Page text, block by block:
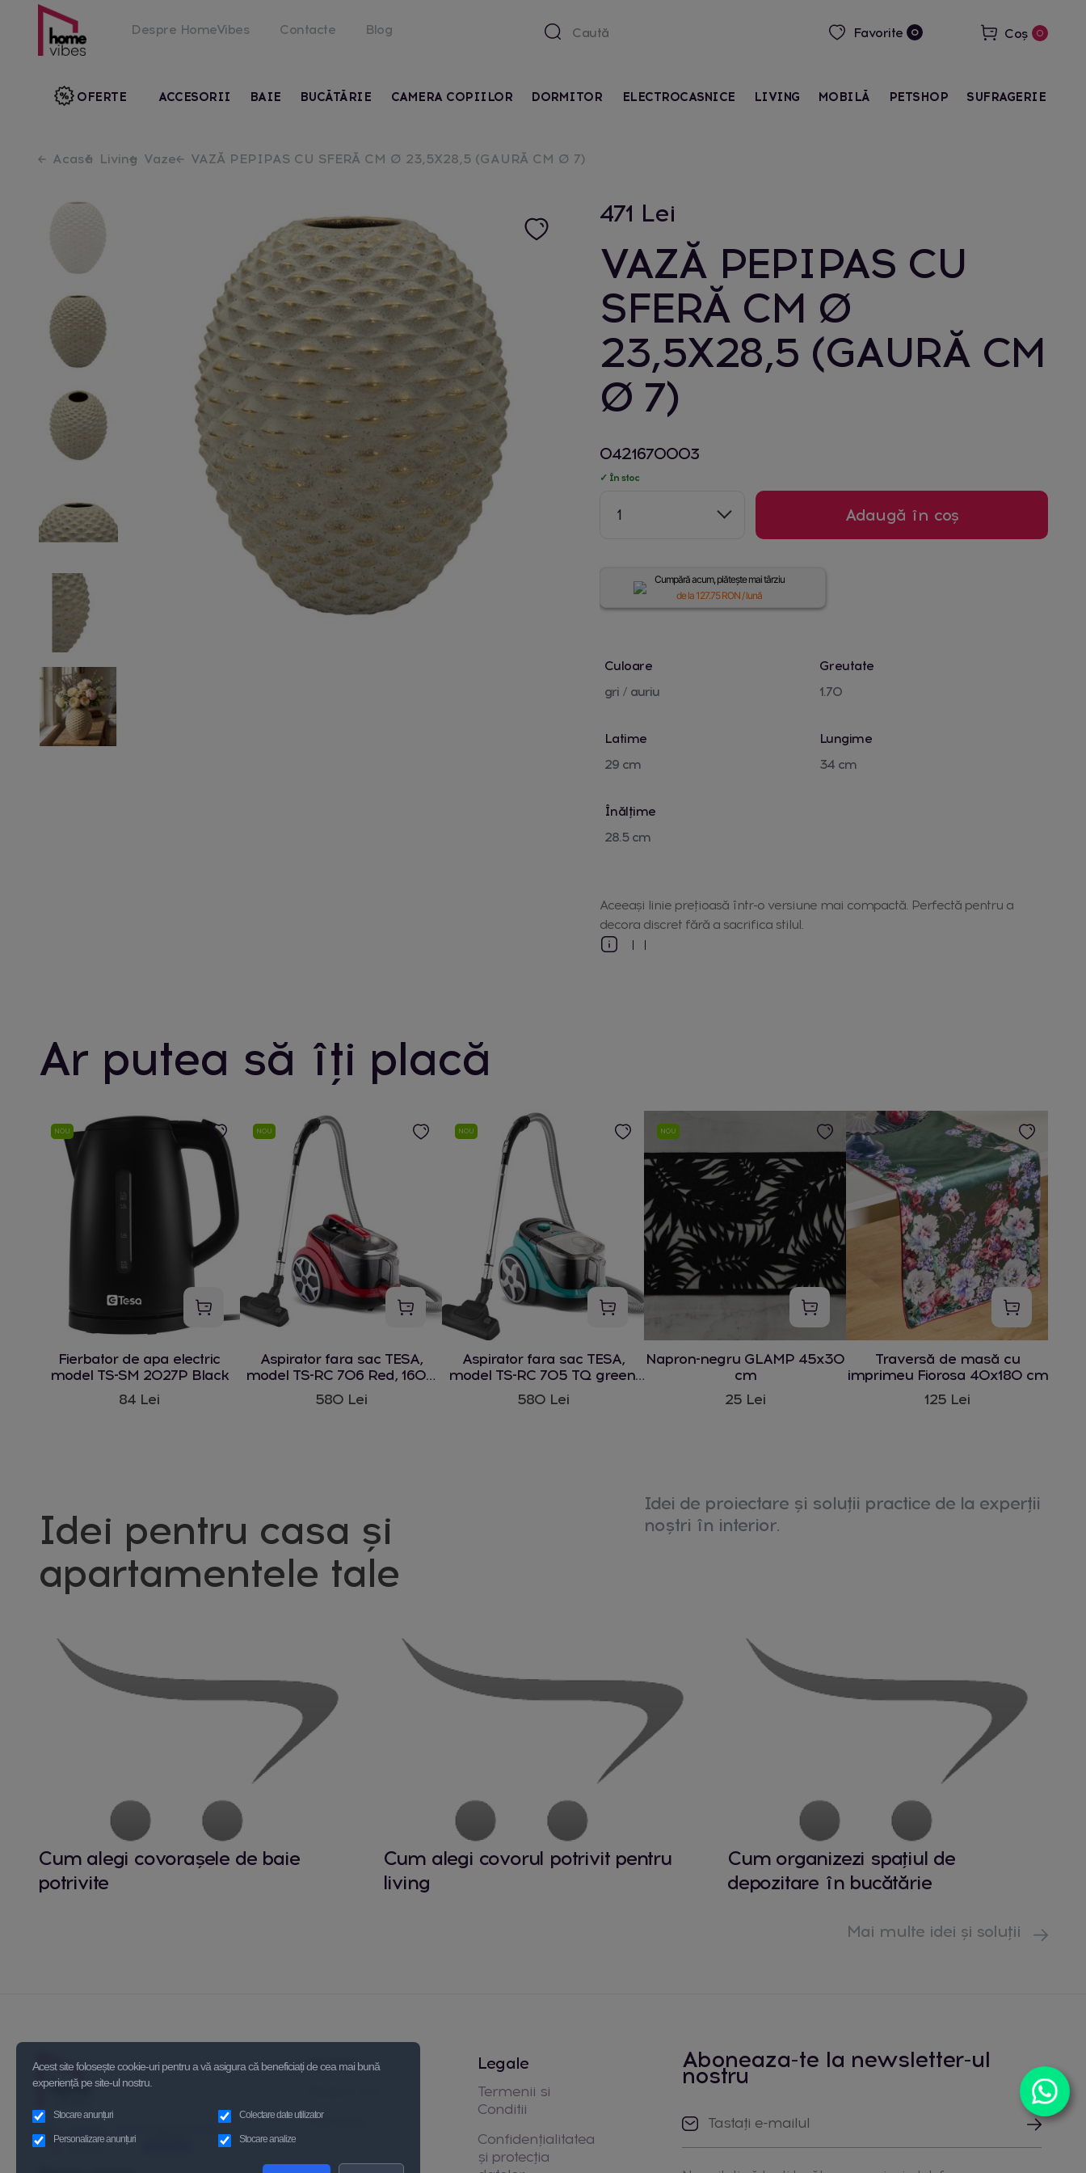
Despre HomeVibes Contacte Blog Favorite 0 Coș 0
ACCESORII BAIE BUCĂTĂRIE CAMERA COPIILOR DORMITOR ELECTROCASNICE LIVING MOBILĂ
OFERTE PETSHOP SUFRAGERIE
Acasă Living Vaze VAZĂ PEPIPAS CU SFERĂ CM Ø 23,5X28,5 (GAURĂ CM Ø 7)
471 Lei
VAZĂ PEPIPAS CU
SFERĂ CM Ø
23,5X28,5 (GAURĂ CM
Ø 7)
0421670003
✓ În stoc
1 Adaugă în coș
Cumpără acum, plătește mai târziu
de la127.75RON / lună
Culoare
gri / auriu
Greutate
1.70
Latime
29 cm
Lungime
34 cm
Înălțime
28.5 cm
Aceeași linie prețioasă într-o versiune mai compactă. Perfectă pentru a
decora discret fără a sacrifica stilul.
Ar putea să îți placă
NOU
Fierbator de apa electric
model TS-SM 2027P Black
84 Lei
NOU
Aspirator fara sac TESA,
model TS-RC 706 Red, 1600
W
580 Lei
NOU
Aspirator fara sac TESA,
model TS-RC 705 TQ green,
1600 W
580 Lei
NOU
Napron-negru GLAMP 45x30
cm
25 Lei
Traversă de masă cu
imprimeu Fiorosa 40x180 cm
125 Lei
Idei pentru casa și
apartamentele tale
Idei de proiectare și soluții practice de la experții
noștri în interior.
Cum alegi covorașele de baie
potrivite
Cum alegi covorul potrivit pentru
living
Cum organizezi spațiul de
depozitare în bucătărie
Mai multe idei și soluții
Acasă
Contacte
Legale
Termenii si
Conditii
Confidențialitatea
și protecția
Aboneaza-te la newsletter-ul
nostru
Acest site folosește cookie-uri pentru a vă asigura că beneficiați de cea mai bună
experiență pe site-ul nostru.
Stocare anunțuri Colectare date utilizator
Personalizare anunțuri Stocare analize